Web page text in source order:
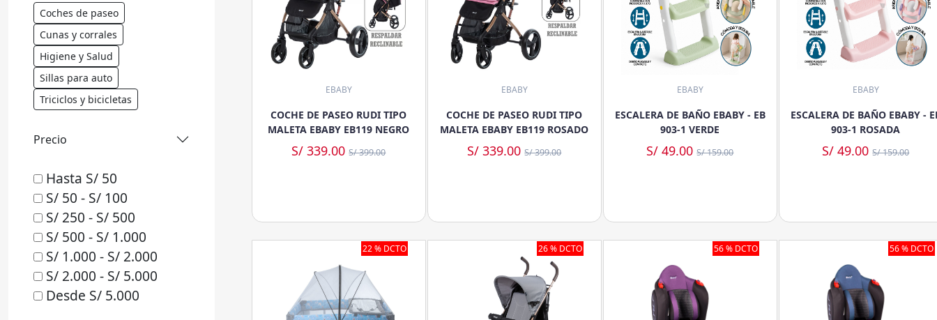
Coches de paseo
Cunas y corrales
Higiene y Salud
Sillas para auto
Triciclos y bicicletas
Precio
Hasta S/ 50
S/ 50 - S/ 100
S/ 250 - S/ 500
S/ 500 - S/ 1.000
S/ 1.000 - S/ 2.000
S/ 2.000 - S/ 5.000
Desde S/ 5.000
EBABY
COCHE DE PASEO RUDI TIPO
MALETA EBABY EB119 NEGRO
S/ 339.00S/ 399.00
EBABY
COCHE DE PASEO RUDI TIPO
MALETA EBABY EB119 ROSADO
S/ 339.00S/ 399.00
EBABY
ESCALERA DE BAÑO EBABY - EB
903-1 VERDE
S/ 49.00S/ 159.00
EBABY
ESCALERA DE BAÑO EBABY -
903-1 ROSADA
S/ 49.00S/ 159.00
22 % DCTO 26 % DCTO 56 % DCTO 56 % DCTO